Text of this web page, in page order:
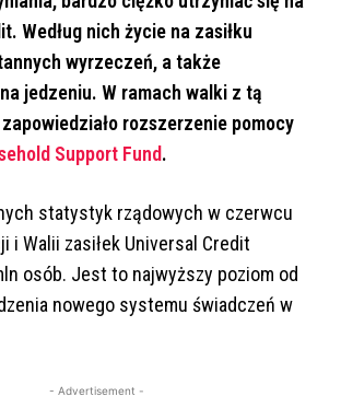
Według nich życie na zasiłku
wyrzeczeń, a także
jedzeniu. W ramach walki z tą
rozszerzenie pomocy
Support Fund.
statystyk rządowych w czerwcu
i Walii zasiłek Universal Credit
osób. Jest to najwyższy poziom od
nowego systemu świadczeń w
- Advertisement -